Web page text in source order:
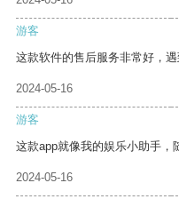
游客
这款软件的售后服务非常好，遇
2024-05-16
游客
这款app就像我的娱乐小助手，
2024-05-16